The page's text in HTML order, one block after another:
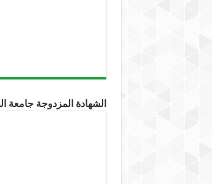
الشهادة المزدوجة جامعة